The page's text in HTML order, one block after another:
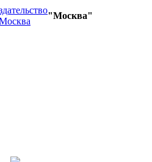
"Москва"